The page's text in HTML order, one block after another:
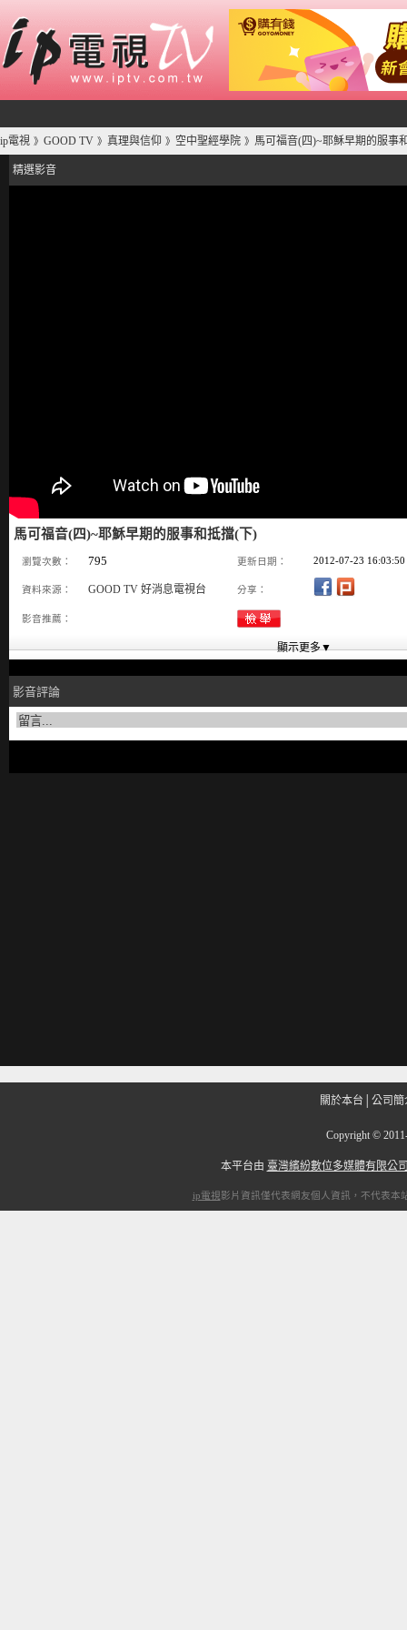
ip電視 》 GOOD TV 》 真理與信仰 》 空中聖經學院 》 馬可福音(四)~耶穌早期的服事
精選影音
馬可福音(四)~耶穌早期的服事和抵擋(下)
瀏覽次數： 795 更新日期： 2012-07-23 16:03:50
資料來源： GOOD TV 好消息電視台 分享：
影音推薦：
影音評論
關於本台 公司簡
Copyright ©
本平台由 臺灣繽紛數位多媒體有限公
ip電視影片資訊僅代表網友個人資訊，不代表本